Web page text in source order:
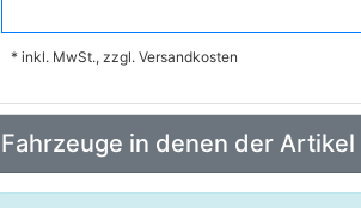
MDR
RED-LINE
STELLOX
* inkl. MwSt., zzgl. Versandkosten
Fahrzeuge in denen der